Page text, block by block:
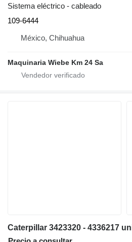
Sistema eléctrico - cableado
109-6444
México, Chihuahua
Maquinaria Wiebe Km 24 Sa